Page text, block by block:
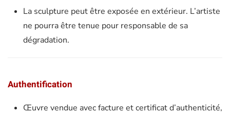
La sculpture peut être exposée en extérieur. L’artiste
ne pourra être tenue pour responsable de sa
dégradation.
Authentification
Œuvre vendue avec facture et certificat d’authenticité,